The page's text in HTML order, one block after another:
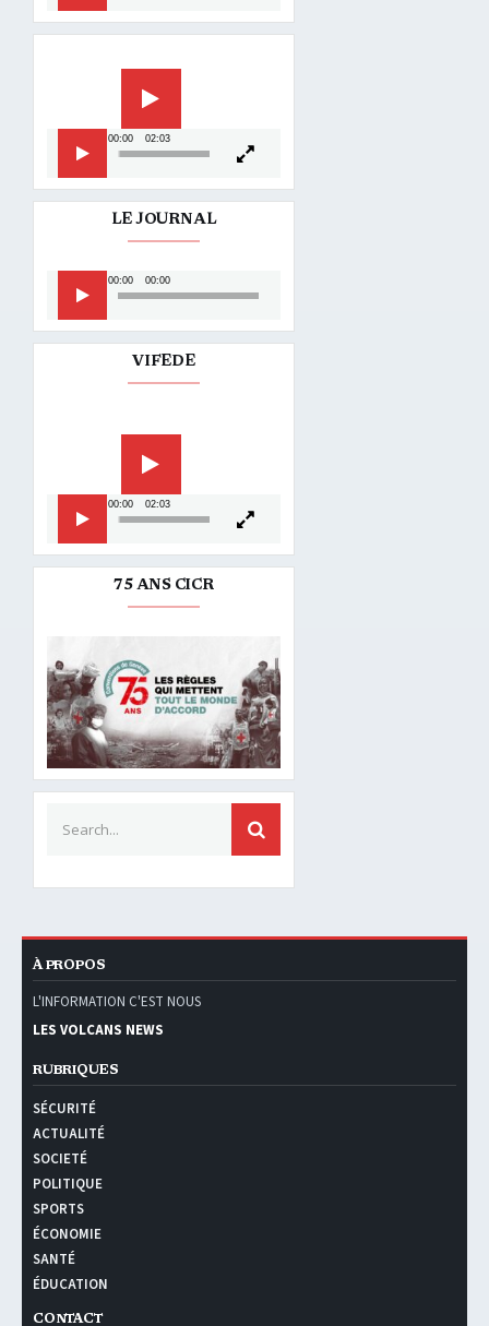
00:00 02:03
LE JOURNAL
audio
00:00 00:00
VIFEDE
00:00 02:03
75 ANS CICR
À PROPOS
L'INFORMATION C'EST NOUS
LES VOLCANS NEWS
RUBRIQUES
SÉCURITÉ
ACTUALITÉ
SOCIETÉ
POLITIQUE
SPORTS
ÉCONOMIE
SANTÉ
ÉDUCATION
CONTACT